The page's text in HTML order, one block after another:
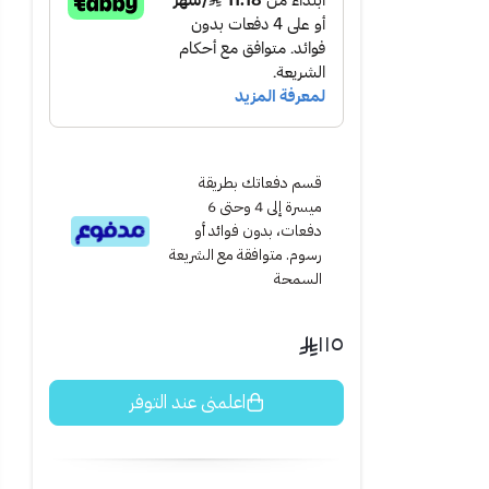
أو الخارجي
قسم دفعاتك بطريقة
ميسرة إلى 4 وحتى 6
دفعات، بدون فوائد أو
رسوم. متوافقة مع الشريعة
السمحة
١١٥
اعلمني عند التوفر